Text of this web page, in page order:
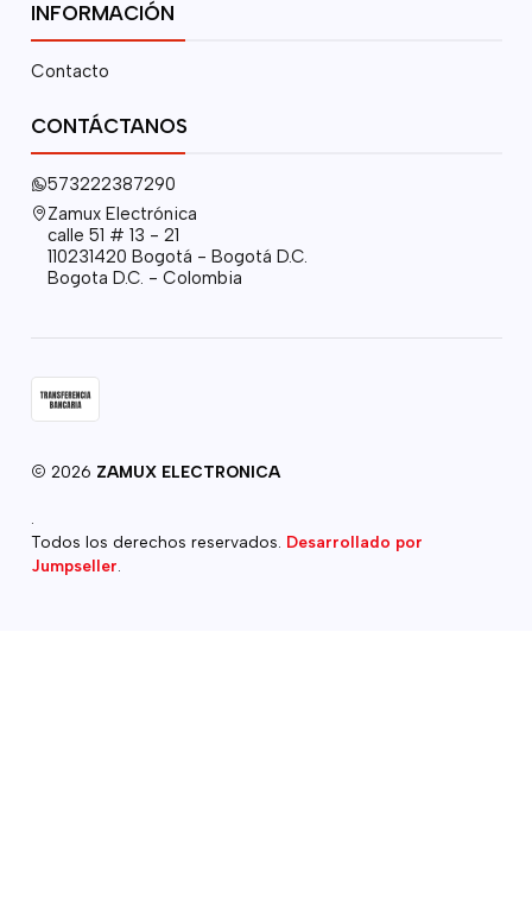
INFORMACIÓN
Contacto
CONTÁCTANOS
573222387290
Zamux Electrónica
calle 51 # 13 - 21
110231420 Bogotá - Bogotá D.C.
Bogota D.C. - Colombia
2026 ZAMUX ELECTRONICA
.
Todos los derechos reservados. Desarrollado por
Jumpseller.